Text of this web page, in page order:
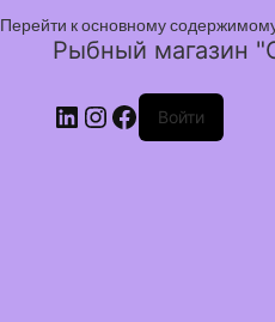
Перейти к основному
Рыбный магазин
Войти